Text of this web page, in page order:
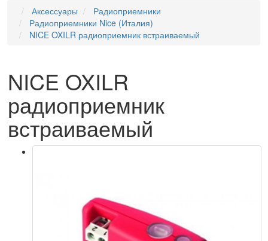
Аксессуары
Радиоприемники
Радиоприемники Nice (Италия)
NICE OXILR радиоприемник встраиваемый
NICE OXILR
радиоприемник
встраиваемый